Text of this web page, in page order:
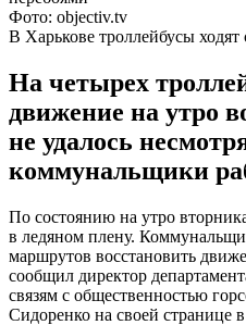
Фото: objectiv.tv
В Харькове троллейбусы ходят
На четырех
движение на утро
не удалось
коммунальщики
По состоянию на утро
в ледяном плену.
маршрутов восстановить
сообщил директор
связям с общественностью
Сидоренко на своей странице в